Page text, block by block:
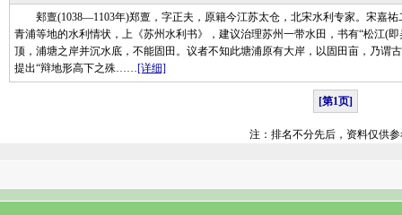
郏亶(1038—1103年)郑亶，字正夫，原籍今江苏太仓，北宋水利专家。宋嘉祐
青浦等地的水利情状，上《苏州水利书》，建议治理苏州一带水田，书有“松江(
顶，浦塘之岸并沉水底，不能固田。议者不知此塘浦原有大岸，以固田亩，乃谓
提出“辩地形高下之殊……[详细]
[第1页]
注：排名不分先后，资料仅供